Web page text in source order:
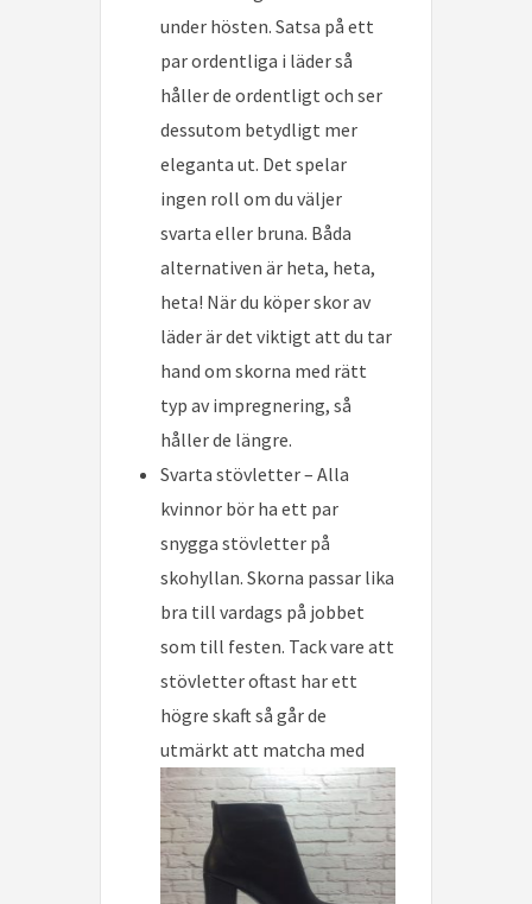
under hösten. Satsa på ett
par ordentliga i läder så
håller de ordentligt och ser
dessutom betydligt mer
eleganta ut. Det spelar
ingen roll om du väljer
svarta eller bruna. Båda
alternativen är heta, heta,
heta! När du köper skor av
läder är det viktigt att du tar
hand om skorna med rätt
typ av impregnering, så
håller de längre.
Svarta stövletter – Alla
kvinnor bör ha ett par
snygga stövletter på
skohyllan. Skorna passar lika
bra till vardags på jobbet
som till festen. Tack vare att
stövletter oftast har ett
högre skaft så går de
utmärkt att matcha med